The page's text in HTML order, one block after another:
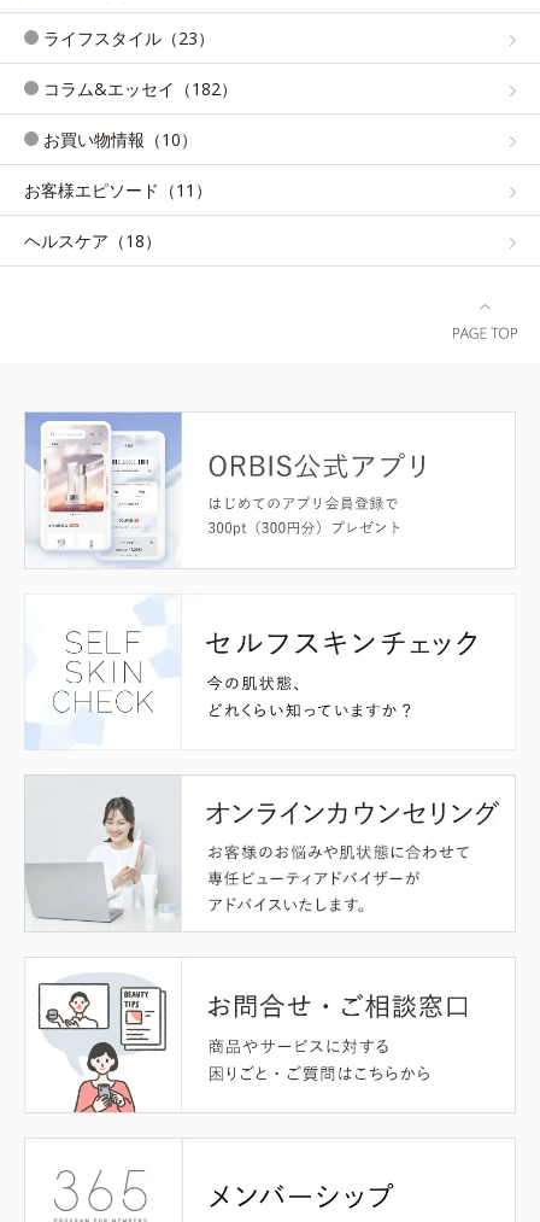
ライフスタイル（23）
コラム&エッセイ（182）
お買い物情報（10）
お客様エピソード（11）
ヘルスケア（18）